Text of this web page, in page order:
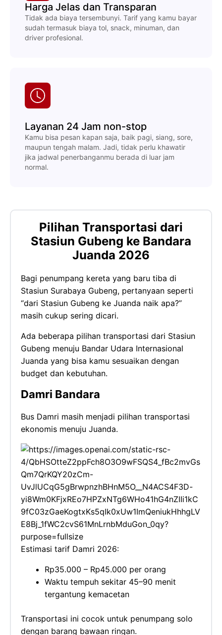
Harga Jelas dan Transparan
Tidak ada biaya tersembunyi. Tarif yang kamu bayar
sudah termasuk biaya tol, snack, minuman, dan
driver profesional.
Layanan 24 Jam non-stop
Kamu bisa pesan kapan saja, baik pagi, siang, sore,
maupun tengah malam. Jadi, tidak perlu khawatir
jika jadwal penerbanganmu berada di luar jam
normal.
Pilihan Transportasi dari
Stasiun Gubeng ke Bandara
Juanda 2026
Bagi penumpang kereta yang baru tiba di
Stasiun Surabaya Gubeng, pertanyaan seperti
“dari Stasiun Gubeng ke Juanda naik apa?”
masih cukup sering dicari.
Ada beberapa pilihan transportasi dari Stasiun
Gubeng menuju Bandar Udara Internasional
Juanda yang bisa kamu sesuaikan dengan
budget dan kebutuhan.
Damri Bandara
Bus Damri masih menjadi pilihan transportasi
ekonomis menuju Juanda.
Estimasi tarif Damri 2026:
Rp35.000 – Rp45.000 per orang
Waktu tempuh sekitar 45–90 menit
tergantung kemacetan
Transportasi ini cocok untuk penumpang solo
dengan barang bawaan ringan.